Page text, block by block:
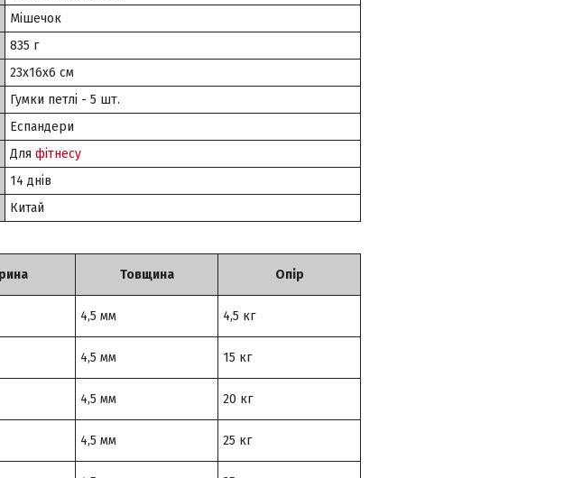
Мішечок
835 г
23х16х6 см
Гумки петлі - 5 шт.
Еспандери
Для фітнесу
14 днів
Китай
Товщина Опір
4,5 мм 4,5 кг
4,5 мм 15 кг
4,5 мм 20 кг
4,5 мм 25 кг